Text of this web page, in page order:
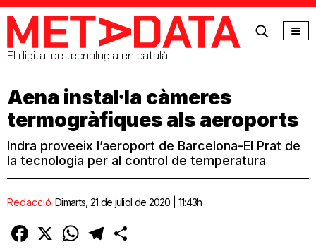
MetaData
El digital de tecnologia en català
Aena instal·la càmeres
termogràfiques als aeroports
Indra proveeix l’aeroport de Barcelona-El Prat de
la tecnologia per al control de temperatura
Redacció Dimarts, 21 de juliol de 2020 | 11:43h
Facebook
X WhatsAppTelegram